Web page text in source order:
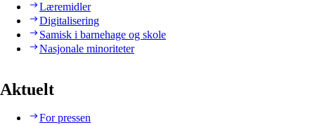
Læremidler
Digitalisering
Samisk i barnehage og skole
Nasjonale minoriteter
Aktuelt
For pressen